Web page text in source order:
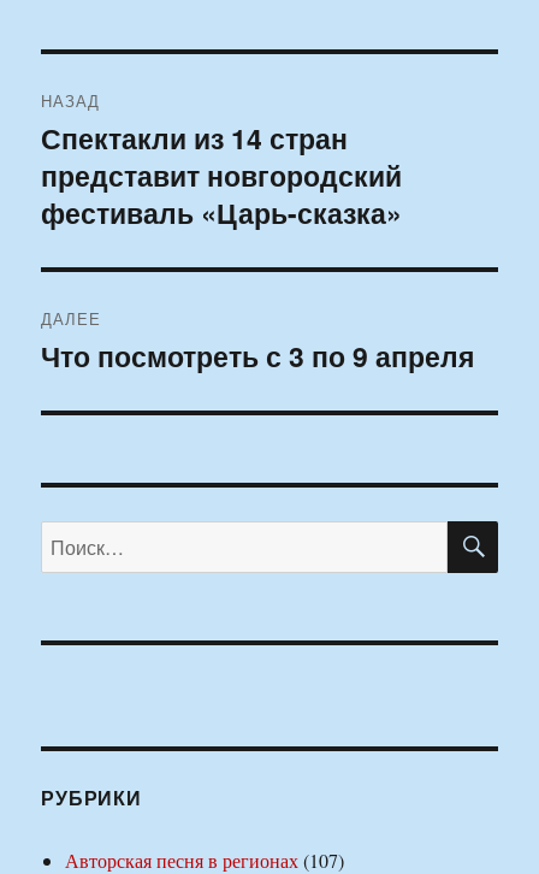
по
записям
НАЗАД
Предыдущая
запись:
Спектакли из 14 стран
представит новгородский
фестиваль «Царь-сказка»
ДАЛЕЕ
Следующая
Что посмотреть с 3 по 9 апреля
Искать:
РУБРИКИ
Авторская песня в регионах(107)